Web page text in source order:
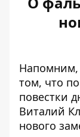
Напомним,
том, что
повестки
Виталий
нового